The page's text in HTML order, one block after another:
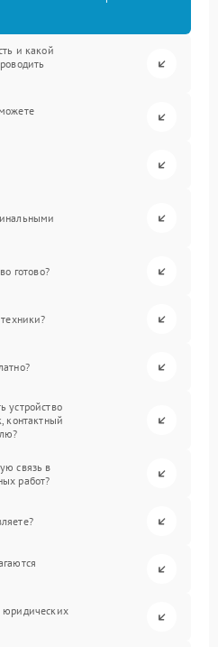
и какой
готово?
устройство
контактный
связь в
работ?
юридических